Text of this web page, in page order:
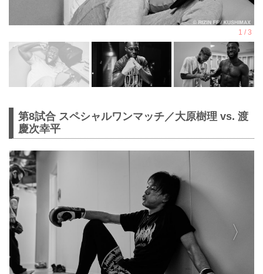
第8試合 スペシャルワンマッチ／大原樹理 vs. 渡
慶次幸平